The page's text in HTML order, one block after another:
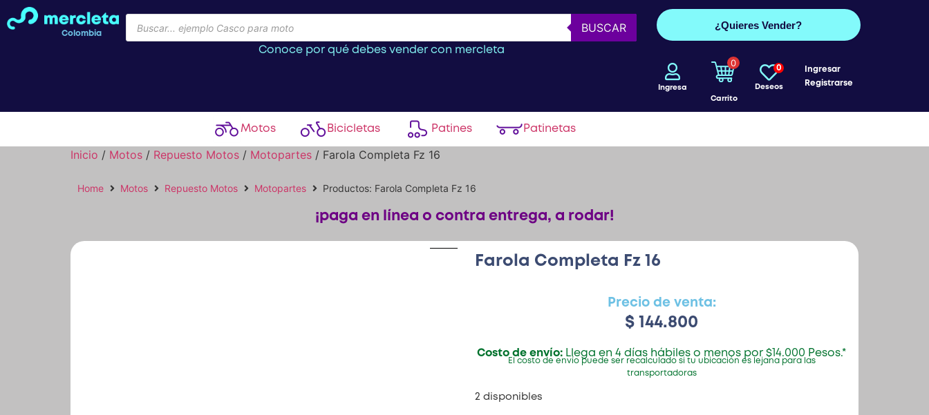
Colombia BUSCAR
Conoce por qué debes vender con mercleta
¿Quieres Vender?
Ingresa
0
Carrito
Deseos
0
Ingresar
Registrarse
Motos Bicicletas Patines Patinetas
Inicio / Motos / Repuesto Motos / Motopartes / Farola Completa Fz 16
Home Motos Repuesto Motos Motopartes Productos: Farola Completa Fz 16
¡paga en línea o contra entrega, a rodar!
Farola Completa Fz 16
Precio de venta:
$ 144.800
Costo de envío: Llega en 4 días hábiles o menos por $14.000 Pesos.*
El costo de envío puede ser recalculado si tu ubicación es lejana para las
transportadoras
2 disponibles